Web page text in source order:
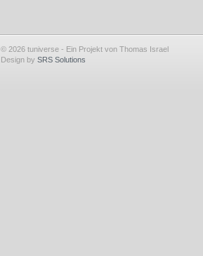
© 2026 tuniverse - Ein Projekt von Thomas Israel
Design by SRS Solutions